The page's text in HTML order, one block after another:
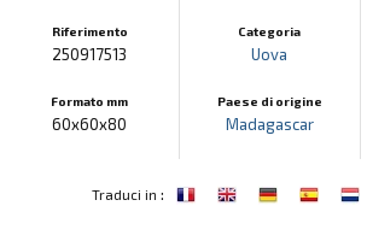
Riferimento
250917513
Formato mm
60x60x80
Categoria
Uova
Paese di origine
Madagascar
Traduci in :